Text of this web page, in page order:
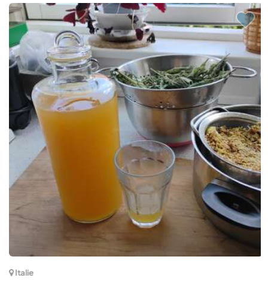
Italie